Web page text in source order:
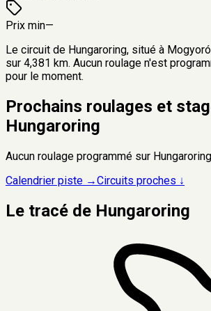
Prix min—
Le circuit de Hungaroring, situé à
sur 4,381 km. Aucun roulage n'est
pour le moment.
Prochains roulages et
Hungaroring
Aucun roulage programmé sur Hungaroring
Calendrier piste →Circuits proches ↓
Le tracé de Hungaroring